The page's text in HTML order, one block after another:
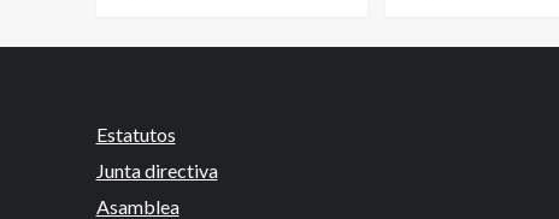
Estatutos
Junta directiva
Asamblea